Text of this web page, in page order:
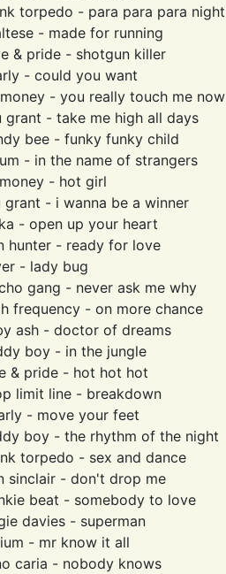
torpedo - para para para night
- made for running
& pride - shotgun killer
- could you want
- you really touch me now
grant - take me high all days
bee - funky funky child
- in the name of strangers
- hot girl
grant - i wanna be a winner
- open up your heart
hunter - ready for love
- lady bug
gang - never ask me why
frequency - on more chance
ash - doctor of dreams
boy - in the jungle
& pride - hot hot hot
limit line - breakdown
- move your feet
boy - the rhythm of the night
torpedo - sex and dance
sinclair - don't drop me
beat - somebody to love
davies - superman
- mr know it all
caria - nobody knows